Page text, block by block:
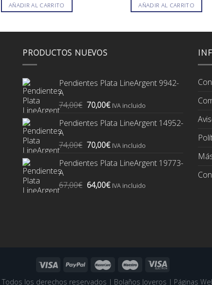
original
era:
actual
es:
AÑADIR AL CARRITO original
era:
actual
es:
AÑADIR AL CARRITO
PRODUCTOS NUEVOS
Pendientes Plata LineArgent 9942-
A
74,00€ El
original
74,00€.
70,00€El
actual
70,00€.
IVA incluido
Pendientes Plata LineArgent 14952-
A
74,00€ El
original
74,00€.
70,00€El
actual
70,00€.
IVA incluido
Pendientes Plata LineArgent 19773-
A
67,00€ El
64,00€ElIVA incluido
Todos los derechos reservados | Bolaños Joyeros | Páginas